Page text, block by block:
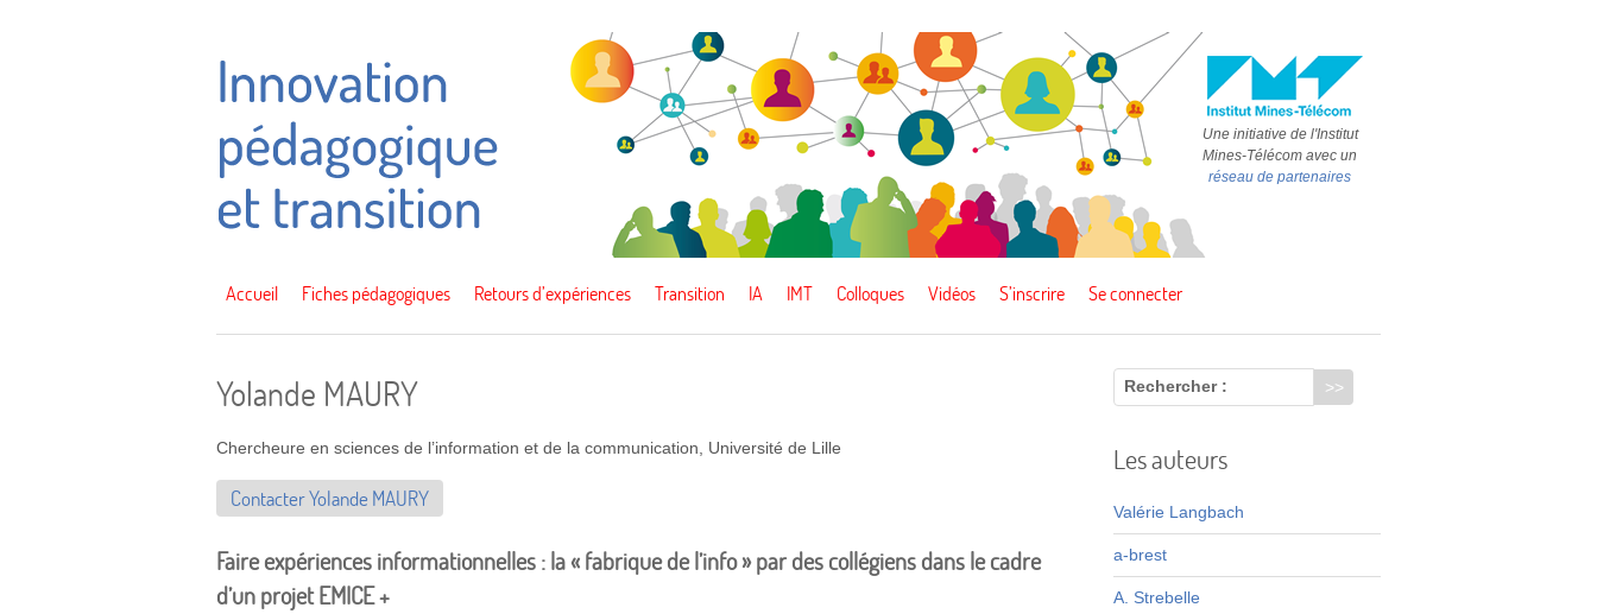
Une initiative de l'Institut
Mines-Télécom avec un
réseau de partenaires
Accueil Fiches pédagogiques Retours d’expériences Transition IA IMT Colloques Vidéos S’inscrire Se connecter
Yolande MAURY
Chercheure en sciences de l’information et de la communication, Université de Lille
Contacter Yolande MAURY
Faire expériences informationnelles : la « fabrique de l’info » par des collégiens dans le cadre
d’un projet EMICE +
Rechercher :
Les auteurs
Valérie Langbach
a-brest
A. Strebelle